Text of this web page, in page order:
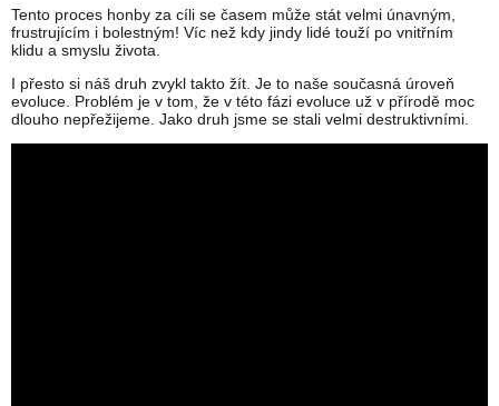
Tento proces honby za cíli se časem může stát velmi únavným,
frustrujícím i bolestným! Víc než kdy jindy lidé touží po vnitřním
klidu a smyslu života.
I přesto si náš druh zvykl takto žít. Je to naše současná úroveň
evoluce. Problém je v tom, že v této fázi evoluce už v přírodě moc
dlouho nepřežijeme. Jako druh jsme se stali velmi destruktivními.